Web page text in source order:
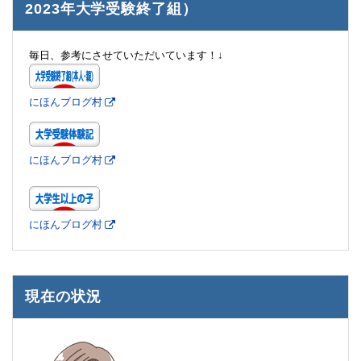
2023年大学受験終了組）
毎日、参考にさせていただいています！↓
にほんブログ村
にほんブログ村
にほんブログ村
現在の状況